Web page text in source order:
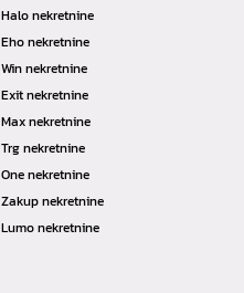
Halo nekretnine
Eho nekretnine
Win nekretnine
Exit nekretnine
Max nekretnine
Trg nekretnine
One nekretnine
Zakup nekretnine
Lumo nekretnine